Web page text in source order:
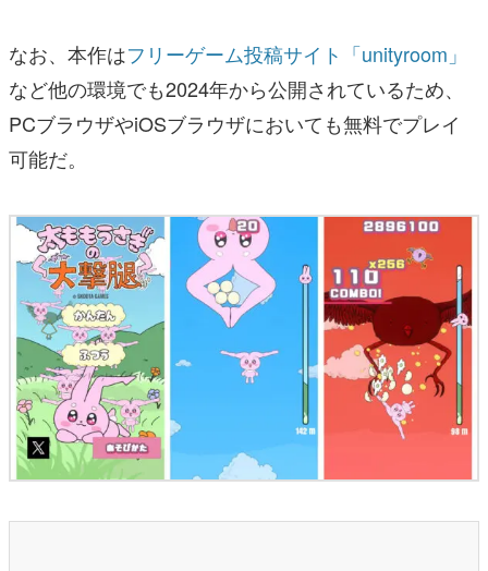
なお、本作はフリーゲーム投稿サイト「unityroom」
など他の環境でも2024年から公開されているため、
PCブラウザやiOSブラウザにおいても無料でプレイ
可能だ。